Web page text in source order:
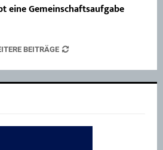
eine Gemeinschaftsaufgabe
BEITRÄGE